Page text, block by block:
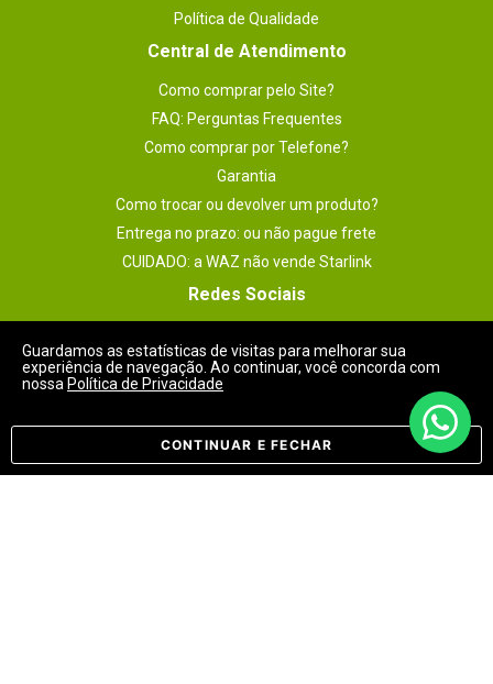
Política de Qualidade
Central de Atendimento
Como comprar pelo Site?
FAQ: Perguntas Frequentes
Como comprar por Telefone?
Garantia
Como trocar ou devolver um produto?
Entrega no prazo: ou não pague frete
CUIDADO: a WAZ não vende Starlink
Redes Sociais
Meios de Pagamentos
Guardamos as estatísticas de visitas para melhorar sua
experiência de navegação. Ao continuar, você concorda com
nossa Política de Privacidade
CONTINUAR E FECHAR